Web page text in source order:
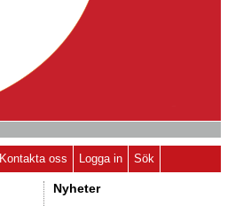
Kontakta oss Logga in Sök
Nyheter